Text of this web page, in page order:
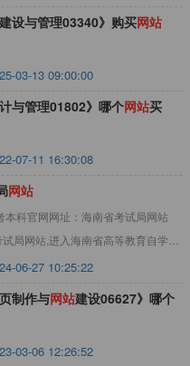
设与管理03340》购买网站
03-13 09:00:00
与管理01802》哪个网站买
07-11 16:30:08
网站
科官网网址：海南省考试局网站
局网站,进入海南省高等教育自学考
06-27 10:25:22
页制作与网站建设06627》哪个
03-06 12:26:52